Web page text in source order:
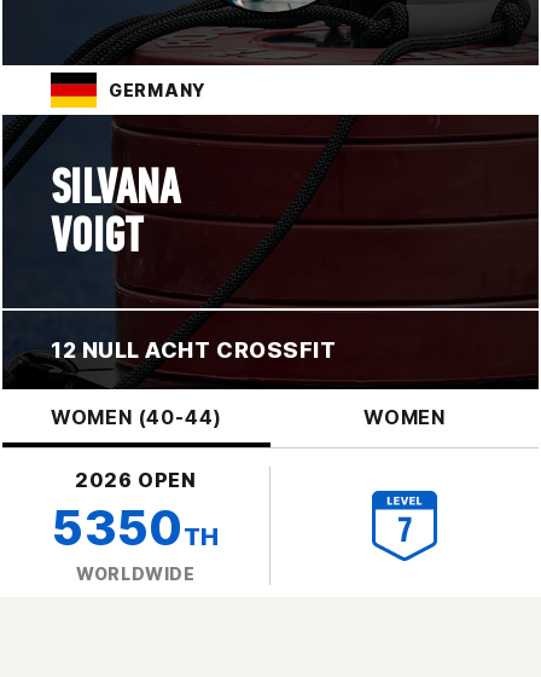
GERMANY
SILVANA
VOIGT
12 NULL ACHT CROSSFIT
WOMEN (40-44) WOMEN
2026 OPEN
5350TH
WORLDWIDE